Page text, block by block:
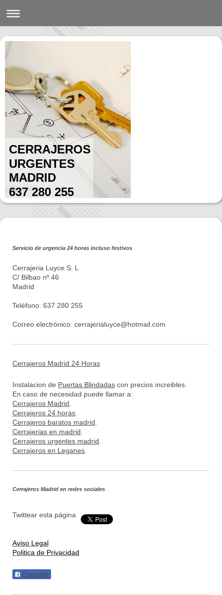
CERRAJEROS
URGENTES
MADRID
637 280 255
Servicio de urgencia 24 horas incluso festivos
Cerrajeria Luyce S. L
C/ Bilbao nº 46
Madrid
Teléfono: 637 280 255
Correo electrónico: cerrajerialuyce@hotmail.com
Cerrajeros Madrid 24 Horas
Instalacion de Puertas Blindadas con precios increibles.
En caso de necesidad puede llamar a:
Cerrajeros Madrid
Cerrajeros 24 horas
Cerrajeros baratos madrid
Cerrajerias en madrid
Cerrajeros urgentes madrid
Cerrajeros en Leganes
Cerrajeros Madrid en redes sociales
Twittear esta página
Aviso Legal
Politica de Privacidad
Compartir